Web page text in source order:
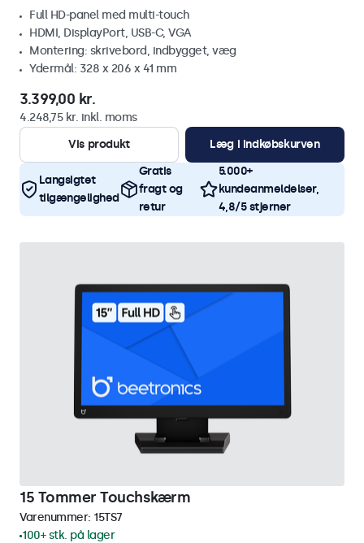
Full HD-panel med multi-touch
HDMI, DisplayPort, USB-C, VGA
Montering: skrivebord, indbygget, væg
Ydermål: 328 x 206 x 41 mm
3.399,00 kr.
4.248,75 kr. inkl. moms
Vis produkt
Læg i indkøbskurven
Langsigtet
tilgængelighed
Gratis
fragt og
retur
5.000+
kundeanmeldelser,
4,8/5 stjerner
15 Tommer Touchskærm
Varenummer: 15TS7
100+ stk. på lager